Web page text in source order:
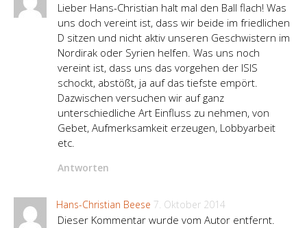
Lieber Hans-Christian halt mal den Ball flach! Was
uns doch vereint ist, dass wir beide im friedlichen
D sitzen und nicht aktiv unseren Geschwistern im
Nordirak oder Syrien helfen. Was uns noch
vereint ist, dass uns das vorgehen der ISIS
schockt, abstößt, ja auf das tiefste empört.
Dazwischen versuchen wir auf ganz
unterschiedliche Art Einfluss zu nehmen, von
Gebet, Aufmerksamkeit erzeugen, Lobbyarbeit
etc.
Antworten
Hans-Christian Beese 7. Oktober 2014
Dieser Kommentar wurde vom Autor entfernt.